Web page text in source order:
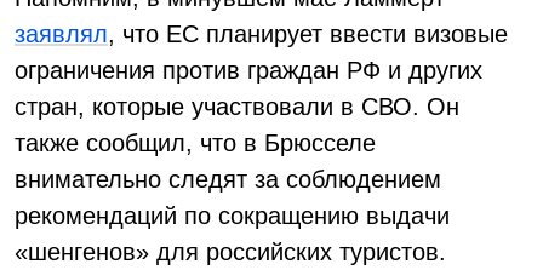
заявлял, что ЕС планирует ввести визовые
ограничения против граждан РФ и других
стран, которые участвовали в СВО. Он
также сообщил, что в Брюсселе
внимательно следят за соблюдением
рекомендаций по сокращению выдачи
«шенгенов» для российских туристов.